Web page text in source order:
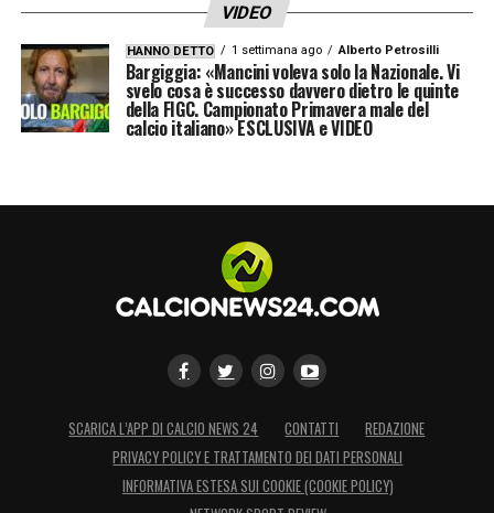
— Nicolò Schira (@NicoSchira)June 15, 2025
LA PLAYLIST DELLE NOSTRE TOP NEWS
VIDEO
HANNO DETTO 1 settimana ago Alberto Petrosilli
Bargiggia: «Mancini voleva solo la Nazionale. Vi
svelo cosa è successo davvero dietro le quinte
della FIGC. Campionato Primavera male del
calcio italiano» ESCLUSIVA e VIDEO
SCARICA L’APP DI CALCIO NEWS 24 CONTATTI
REDAZIONE
PRIVACY POLICY E TRATTAMENTO DEI DATI PERSONALI
INFORMATIVA ESTESA SUI COOKIE (COOKIE POLICY)